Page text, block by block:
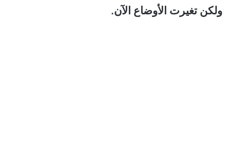
ولكن تغيرت الأوضاع الآن.